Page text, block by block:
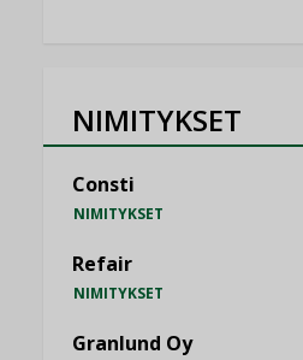
NIMITYKSET
Consti
NIMITYKSET
Refair
NIMITYKSET
Granlund Oy